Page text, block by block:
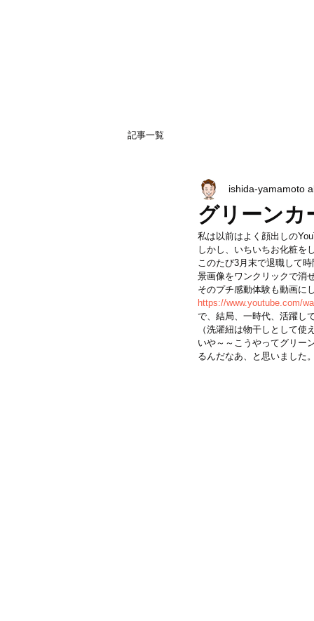
記事一覧
グリーンカ
ishida-yamamoto
私は以前はよく顔出しの
しかし、いちいちお化粧を
このたび3月末で退職して
景画像をワンクリックで消
そのプチ感動体験も動画に
https://www.youtube.com/
で、結局、一時代、活躍し
（洗濯紐は物干しとして
いや～～こうやってグリー
るんだなあ、と思いました